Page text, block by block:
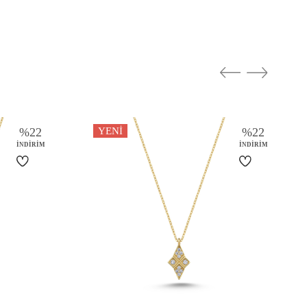
%22
İNDIRIM
YENI %22
İNDIRIM